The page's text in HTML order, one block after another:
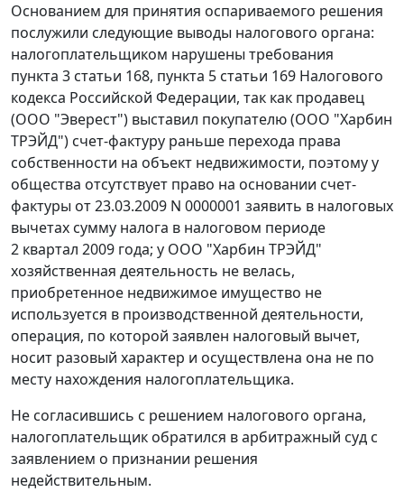
Основанием для принятия оспариваемого решения
послужили следующие выводы налогового органа:
налогоплательщиком нарушены требования
пункта 3 статьи 168, пункта 5 статьи 169 Налогового
кодекса Российской Федерации, так как продавец
(ООО "Эверест") выставил покупателю (ООО "Харбин
ТРЭЙД") счет-фактуру раньше перехода права
собственности на объект недвижимости, поэтому у
общества отсутствует право на основании счет-
фактуры от 23.03.2009 N 0000001 заявить в налоговых
вычетах сумму налога в налоговом периоде
2 квартал 2009 года; у ООО "Харбин ТРЭЙД"
хозяйственная деятельность не велась,
приобретенное недвижимое имущество не
используется в производственной деятельности,
операция, по которой заявлен налоговый вычет,
носит разовый характер и осуществлена она не по
месту нахождения налогоплательщика.
Не согласившись с решением налогового органа,
налогоплательщик обратился в арбитражный суд с
заявлением о признании решения
недействительным.